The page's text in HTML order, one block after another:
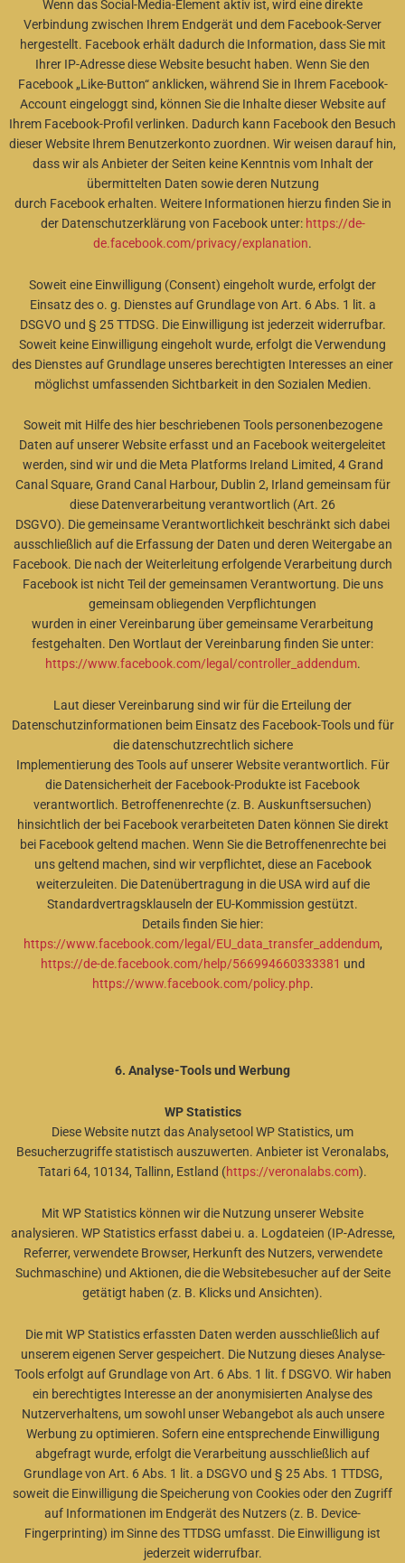
Wenn das Social-Media-Element aktiv ist, wird eine direkte
Verbindung zwischen Ihrem Endgerät und dem Facebook-Server
hergestellt. Facebook erhält dadurch die Information, dass Sie mit
Ihrer IP-Adresse diese Website besucht haben. Wenn Sie den
Facebook „Like-Button“ anklicken, während Sie in Ihrem Facebook-
Account eingeloggt sind, können Sie die Inhalte dieser Website auf
Ihrem Facebook-Profil verlinken. Dadurch kann Facebook den Besuch
dieser Website Ihrem Benutzerkonto zuordnen. Wir weisen darauf hin,
dass wir als Anbieter der Seiten keine Kenntnis vom Inhalt der
übermittelten Daten sowie deren Nutzung
durch Facebook erhalten. Weitere Informationen hierzu finden Sie in
der Datenschutzerklärung von Facebook unter:https://de-
de.facebook.com/privacy/explanation.
Soweit eine Einwilligung (Consent) eingeholt wurde, erfolgt der
Einsatz des o. g. Dienstes auf Grundlage von Art. 6 Abs. 1 lit. a
DSGVO und § 25 TTDSG. Die Einwilligung ist jederzeit widerrufbar.
Soweit keine Einwilligung eingeholt wurde, erfolgt die Verwendung
des Dienstes auf Grundlage unseres berechtigten Interesses an einer
möglichst umfassenden Sichtbarkeit in den Sozialen Medien.
Soweit mit Hilfe des hier beschriebenen Tools personenbezogene
Daten auf unserer Website erfasst und an Facebook weitergeleitet
werden, sind wir und die Meta Platforms Ireland Limited, 4 Grand
Canal Square, Grand Canal Harbour, Dublin 2, Irland gemeinsam für
diese Datenverarbeitung verantwortlich (Art. 26
DSGVO). Die gemeinsame Verantwortlichkeit beschränkt sich dabei
ausschließlich auf die Erfassung der Daten und deren Weitergabe an
Facebook. Die nach der Weiterleitung erfolgende Verarbeitung durch
Facebook ist nicht Teil der gemeinsamen Verantwortung. Die uns
gemeinsam obliegenden Verpflichtungen
wurden in einer Vereinbarung über gemeinsame Verarbeitung
festgehalten. Den Wortlaut der Vereinbarung finden Sie unter:
https://www.facebook.com/legal/controller_addendum.
Laut dieser Vereinbarung sind wir für die Erteilung der
Datenschutzinformationen beim Einsatz des Facebook-Tools und für
die datenschutzrechtlich sichere
Implementierung des Tools auf unserer Website verantwortlich. Für
die Datensicherheit der Facebook-Produkte ist Facebook
verantwortlich. Betroffenenrechte (z. B. Auskunftsersuchen)
hinsichtlich der bei Facebook verarbeiteten Daten können Sie direkt
bei Facebook geltend machen. Wenn Sie die Betroffenenrechte bei
uns geltend machen, sind wir verpflichtet, diese an Facebook
weiterzuleiten. Die Datenübertragung in die USA wird auf die
Standardvertragsklauseln der EU-Kommission gestützt.
Details finden Sie hier:
https://www.facebook.com/legal/EU_data_transfer_addendum,
https://de-de.facebook.com/help/566994660333381 und
https://www.facebook.com/policy.php.
6. Analyse-Tools und Werbung
WP Statistics
Diese Website nutzt das Analysetool WP Statistics, um
Besucherzugriffe statistisch auszuwerten. Anbieter ist Veronalabs,
Tatari 64, 10134, Tallinn, Estland (https://veronalabs.com).
Mit WP Statistics können wir die Nutzung unserer Website
analysieren. WP Statistics erfasst dabei u. a. Logdateien (IP-Adresse,
Referrer, verwendete Browser, Herkunft des Nutzers, verwendete
Suchmaschine) und Aktionen, die die Websitebesucher auf der Seite
getätigt haben (z. B. Klicks und Ansichten).
Die mit WP Statistics erfassten Daten werden ausschließlich auf
unserem eigenen Server gespeichert. Die Nutzung dieses Analyse-
Tools erfolgt auf Grundlage von Art. 6 Abs. 1 lit. f DSGVO. Wir haben
ein berechtigtes Interesse an der anonymisierten Analyse des
Nutzerverhaltens, um sowohl unser Webangebot als auch unsere
Werbung zu optimieren. Sofern eine entsprechende Einwilligung
abgefragt wurde, erfolgt die Verarbeitung ausschließlich auf
Grundlage von Art. 6 Abs. 1 lit. a DSGVO und § 25 Abs. 1 TTDSG,
soweit die Einwilligung die Speicherung von Cookies oder den Zugriff
auf Informationen im Endgerät des Nutzers (z. B. Device-
Fingerprinting) im Sinne des TTDSG umfasst. Die Einwilligung ist
jederzeit widerrufbar.